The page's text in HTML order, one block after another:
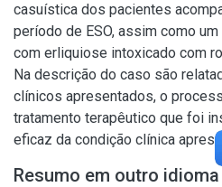
casuística dos pacientes
período de ESO, assim como
com erliquiose intoxicado com
Na descrição do caso são
clínicos apresentados, o
tratamento terapêutico que foi
eficaz da condição clínica
Resumo em outro idioma